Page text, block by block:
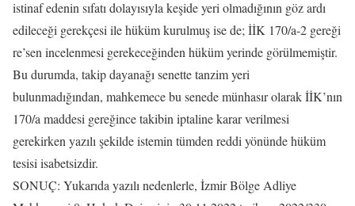
istinaf edenin sıfatı dolayısıyla keşide yeri olmadığının göz ardı
edileceği gerekçesi ile hüküm kurulmuş ise de; İİK 170/a-2 gereği
re’sen incelenmesi gerekeceğinden hüküm yerinde görülmemiştir.
Bu durumda, takip dayanağı senette tanzim yeri
bulunmadığından, mahkemece bu senede münhasır olarak İİK’nın
170/a maddesi gereğince takibin iptaline karar verilmesi
gerekirken yazılı şekilde istemin tümden reddi yönünde hüküm
tesisi isabetsizdir.
SONUÇ: Yukarıda yazılı nedenlerle, İzmir Bölge Adliye